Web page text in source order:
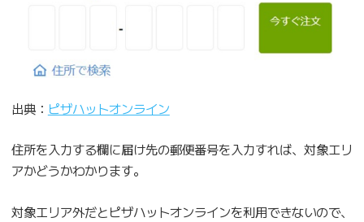
出典： ピザハットオンライン
住所を入力する欄に届け先の郵便番号を入力すれば、対象エリ
アかどうかわかります。
対象エリア外だとピザハットオンラインを利用できないので、